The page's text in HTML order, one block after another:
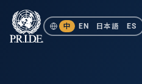
中 EN 日本語 ES